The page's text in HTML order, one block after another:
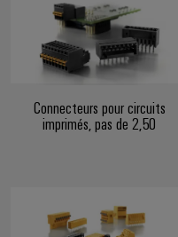
de
fer
Des
solutions
et
numériques
climat
circuit
imprimé
Services
connecteurs
pour
Original
Circuit
Protection
Automatisation
et
Systèmes
Connecteurs pour circuits
imprimés, pas de 2,50